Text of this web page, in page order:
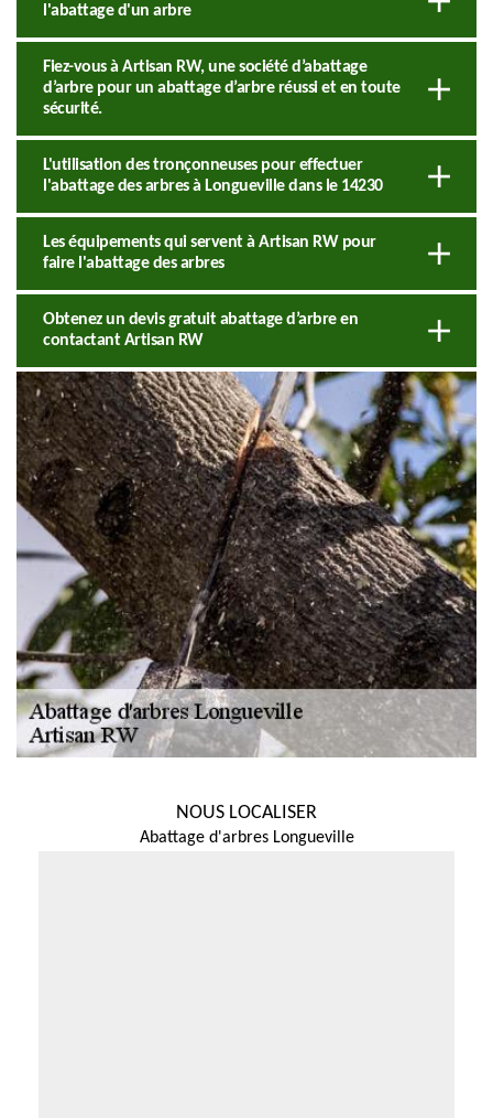
l'abattage d'un arbre
Fiez-vous à Artisan RW, une société d’abattage
d’arbre pour un abattage d’arbre réussi et en toute
sécurité.
L'utilisation des tronçonneuses pour effectuer
l'abattage des arbres à Longueville dans le 14230
Les équipements qui servent à Artisan RW pour
faire l'abattage des arbres
Obtenez un devis gratuit abattage d’arbre en
contactant Artisan RW
NOUS LOCALISER
Abattage d'arbres Longueville